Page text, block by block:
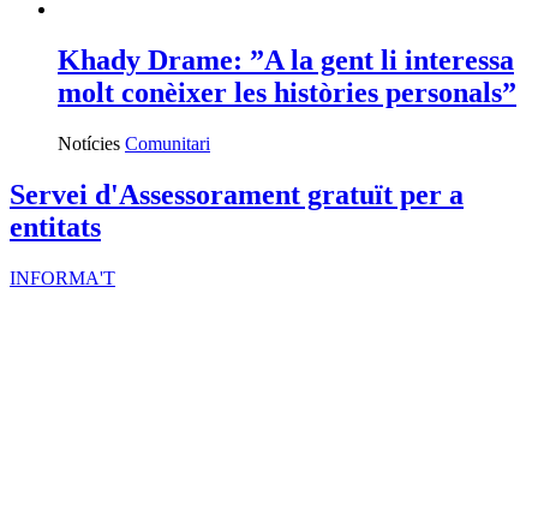
Khady Drame: ”A la gent li interessa
molt conèixer les històries personals”
Notícies Comunitari
Servei d'Assessorament gratuït per a
entitats
INFORMA'T